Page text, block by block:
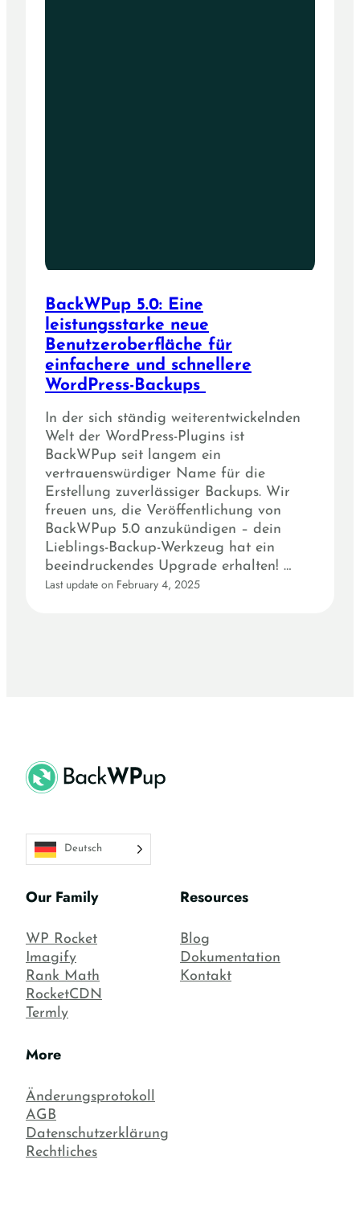
BackWPup 5.0: Eine
leistungsstarke neue
Benutzeroberfläche für
einfachere und schnellere
WordPress-Backups
In der sich ständig weiterentwickelnden
Welt der WordPress-Plugins ist
BackWPup seit langem ein
vertrauenswürdiger Name für die
Erstellung zuverlässiger Backups. Wir
freuen uns, die Veröffentlichung von
BackWPup 5.0 anzukündigen – dein
Lieblings-Backup-Werkzeug hat ein
beeindruckendes Upgrade erhalten! …
Last update on February 4, 2025
Deutsch
Our Family
WP Rocket
Imagify
Rank Math
RocketCDN
Termly
Resources
Blog
Dokumentation
Kontakt
More
Änderungsprotokoll
AGB
Datenschutzerklärung
Rechtliches